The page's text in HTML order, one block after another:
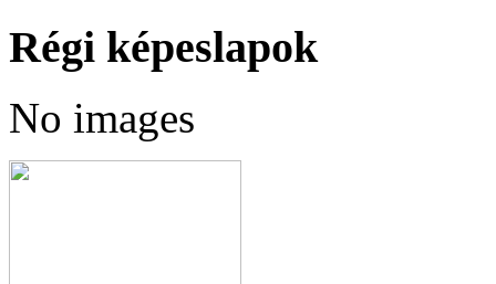
Régi képeslapok
No images